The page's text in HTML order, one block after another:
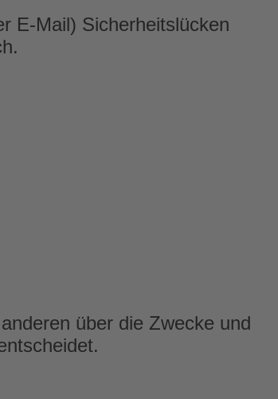
E-Mail) Sicherheitslücken
über die Zwecke und